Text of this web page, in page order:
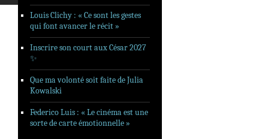
Louis Clichy : « Ce sont les gestes
qui font avancer le récit »
Inscrire son court aux César 2027
✨
Que ma volonté soit faite de Julia
Kowalski
Federico Luis : « Le cinéma est une
sorte de carte émotionnelle »